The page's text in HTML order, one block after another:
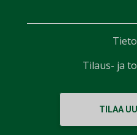
TILAA
Tilaus- ja